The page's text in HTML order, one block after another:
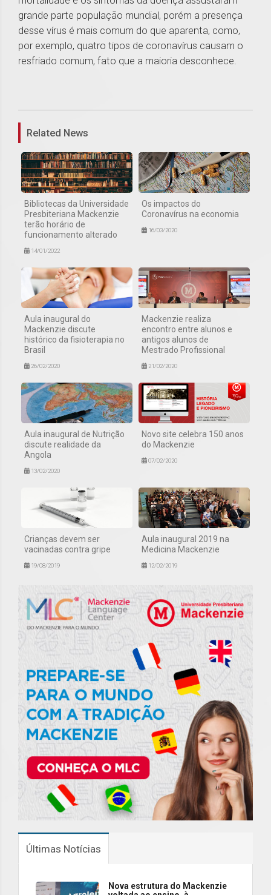
grande parte população mundial, porém a presença
desse vírus é mais comum do que aparenta, como,
por exemplo, quatro tipos de coronavírus causam o
resfriado comum, fato que a maioria desconhece.
Related News
Bibliotecas da Universidade
Presbiteriana Mackenzie
terão horário de
funcionamento alterado
14/01/2022
Os impactos do
Coronavírus na economia
16/03/2020
Aula inaugural do
Mackenzie discute
histórico da fisioterapia no
Brasil
26/02/2020
Mackenzie realiza
encontro entre alunos e
antigos alunos de
Mestrado Profissional
21/02/2020
Aula inaugural de Nutrição
discute realidade da
Angola
13/02/2020
Novo site celebra 150 anos
do Mackenzie
07/02/2020
Crianças devem ser
vacinadas contra gripe
19/08/2019
Aula inaugural 2019 na
Medicina Mackenzie
12/02/2019
Últimas Notícias
Nova estrutura do Mackenzie